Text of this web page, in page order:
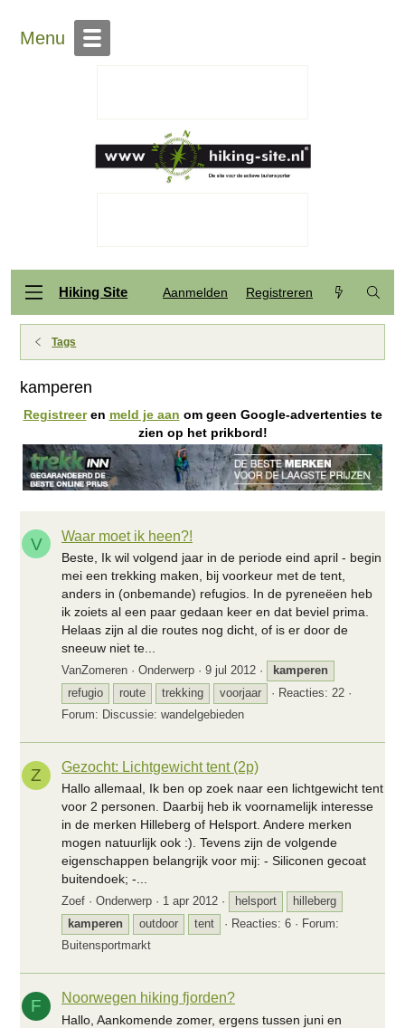
Menu
Hiking Site Aanmelden Registreren
Tags
kamperen
Registreeren meld je aan om geen Google-advertenties te
zien op het prikbord!
V Waar moet ik heen?!
Beste, Ik wil volgend jaar in de periode eind april - begin
mei een trekking maken, bij voorkeur met de tent,
anders in (onbemande) refugios. In de pyreneëen heb
ik zoiets al een paar gedaan keer en dat beviel prima.
Helaas zijn al die routes nog dicht, of is er door de
sneeuw niet te...
VanZomeren Onderwerp 9 jul 2012
kamperen
refugio
route trekking voorjaar
Reacties: 22
Forum: Discussie: wandelgebieden
Z Gezocht: Lichtgewicht tent (2p)
Hallo allemaal, Ik ben op zoek naar een lichtgewicht tent
voor 2 personen. Daarbij heb ik voornamelijk interesse
in de merken Hilleberg of Helsport. Andere merken
mogen natuurlijk ook :). Tevens zijn de volgende
eigenschappen belangrijk voor mij: - Siliconen gecoat
buitendoek; -...
Zoef Onderwerp 1 apr 2012 helsport
hilleberg
kamperen
outdoor tent Reacties: 6
Forum:
Buitensportmarkt
F Noorwegen hiking fjorden?
Hallo, Aankomende zomer, ergens tussen juni en